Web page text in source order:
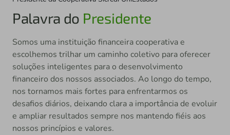
Palavra do Presidente
Somos uma instituição financeira cooperativa e
escolhemos trilhar um caminho coletivo para oferecer
soluções inteligentes para o desenvolvimento
financeiro dos nossos associados. Ao longo do tempo,
nos tornamos mais fortes para enfrentarmos os
desafios diários, deixando clara a importância de evoluir
e ampliar resultados sempre nos mantendo fiéis aos
nossos princípios e valores.